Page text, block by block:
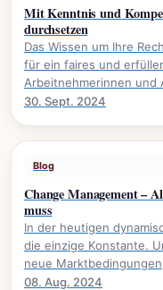
Mit Kenntnis und
durchsetzen
Das Wissen um Ihre
für ein faires und
Arbeitnehmerinnen und
30. Sept. 2024
Blog
Change Management –
muss
In der heutigen
die einzige Konstante.
neue
08. Aug. 2024